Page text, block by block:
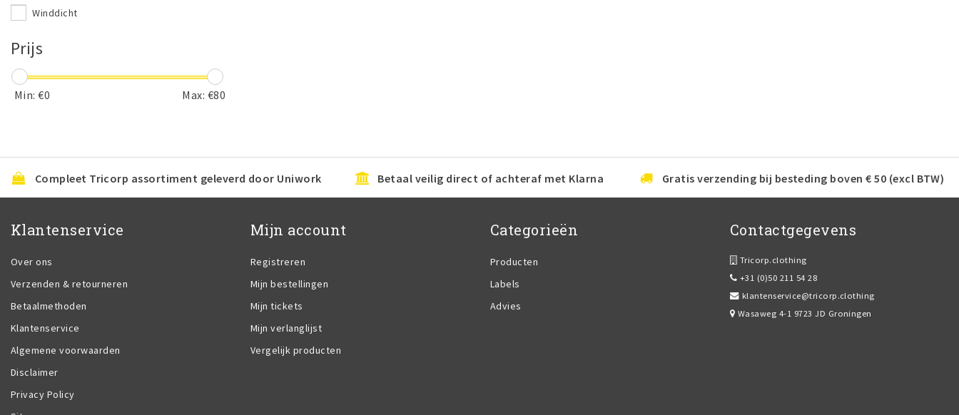
Winddicht
Prijs
Min: €0 Max: €80
Compleet Tricorp assortiment geleverd door Uniwork Betaal veilig direct of achteraf met Klarna Gratis verzending bij besteding boven € 50 (excl BTW)
Klantenservice
Over ons
Verzenden & retourneren
Betaalmethoden
Klantenservice
Algemene voorwaarden
Disclaimer
Privacy Policy
Mijn account
Registreren
Mijn bestellingen
Mijn tickets
Mijn verlanglijst
Vergelijk producten
Categorieën
Producten
Labels
Advies
Contactgegevens
Tricorp.clothing
+31 (0)50 211 54 28
klantenservice@tricorp.clothing
Wasaweg 4-1 9723 JD Groningen